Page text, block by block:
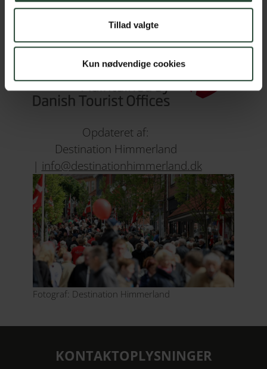
Tillad valgte
Kun nødvendige cookies
Opdateret af:
Destination Himmerland
| info@destinationhimmerland.dk
Fotograf: Destination Himmerland
KONTAKTOPLYSNINGER